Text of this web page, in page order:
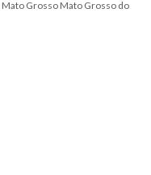
Mato Grosso Mato Grosso do